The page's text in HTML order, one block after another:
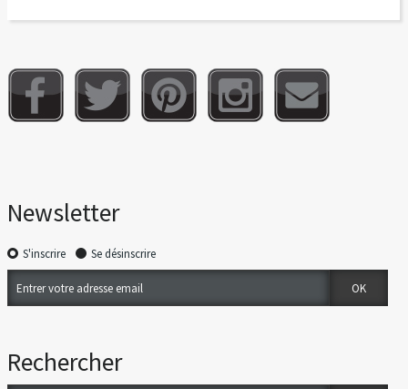
Newsletter
S'inscrire Se désinscrire
Rechercher